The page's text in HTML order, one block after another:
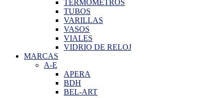
TERMOMETROS
TUBOS
VARILLAS
VASOS
VIALES
VIDRIO DE RELOJ
MARCAS
A-E
APERA
BDH
BEL-ART